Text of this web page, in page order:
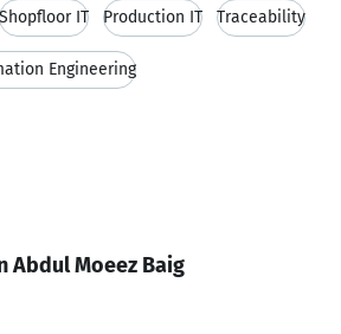
Shopfloor IT Production IT Traceability
Engineering
Abdul Moeez Baig